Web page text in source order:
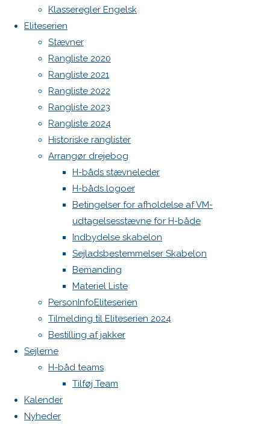
Klasseregler Engelsk
Eliteserien
Stævner
Rangliste 2020
Rangliste 2021
Rangliste 2022
Rangliste 2023
Rangliste 2024
Historiske ranglister
Arrangør drejebog
H-båds stævneleder
H-båds logoer
Betingelser for afholdelse af VM-
udtagelsesstævne for H-både
Indbydelse skabelon
Sejladsbestemmelser Skabelon
Bemanding
Materiel Liste
PersonInfoEliteserien
Tilmelding til Eliteserien 2024
Bestilling af jakker
Sejlerne
H-båd teams
Tilføj Team
Kalender
Nyheder
Next
image
Skriv
et
svar
Din e-
mailadresse
vil ikke
blive
publiceret.
Krævede
felter er
markeret
med*
Comment
WordPress.org